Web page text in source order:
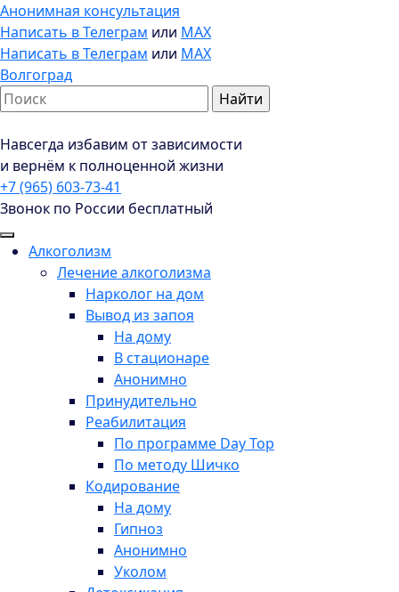
Анонимная консультация
Написать в Телеграм или MAX
Написать в Телеграм или MAX
Волгоград
Навсегда избавим от зависимости
и вернём к полноценной жизни
+7 (965) 603-73-41
Звонок по России бесплатный
Алкоголизм
Лечение алкоголизма
Нарколог на дом
Вывод из запоя
На дому
В стационаре
Анонимно
Принудительно
Реабилитация
По программе Day Top
По методу Шичко
Кодирование
На дому
Гипноз
Анонимно
Уколом